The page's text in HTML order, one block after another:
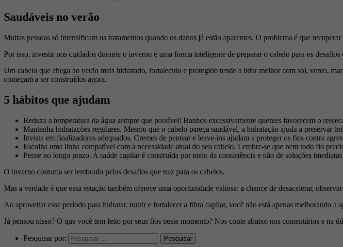
Saudáveis no verão
Muitas pessoas só intensificam os tratamentos quando os danos já estão aparentes. O problema é que
Por isso, investir nos cuidados durante o inverno é uma forma inteligente de preparar o cabelo para os desafios
Um cabelo que chega ao verão mais hidratado, fortalecido e protegido tende a lidar melhor com sol, vento,
começam a ser construídos agora.
5 hábitos que ajudam
Reduza a temperatura da água sempre que possível! Banhos excessivamente quentes favorecem o
Mantenha hidratações regulares. Mesmo que o cabelo pareça saudável, a hidratação ajuda a preservar
Invista em finalizadores adequados. Cremes de pentear e leave-ins ajudam a proteger os fios contra
Escolha uma linha compatível com a necessidade atual do seu cabelo. Lembre-se que nem todo fio
Pense no longo prazo. A saúde capilar é construída por meio da consistência e não de soluções imediatas.
O inverno costuma ser lembrado pelos desafios que traz para os cabelos.
Mas a verdade é que essa estação também oferece uma oportunidade valiosa: a chance de desacelerar,
Ao aproveitar esse período para hidratar, nutrir e fortalecer a fibra capilar, você não está apenas melhorando
Já pensou nisso? O que você tem feito por seus fios neste momento? Nos conte abaixo nos comentários e na
Pesquisar por: